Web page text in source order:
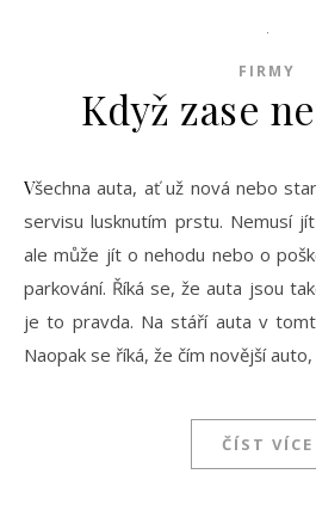
FIRMY
Když zase
Všechna auta, ať už nová nebo stará, se mohou dostat do
servisu lusknutím prstu. Nemusí
ale může jít o nehodu nebo o
parkování. Říká se, že auta jsou
je to pravda. Na stáří auta v
Naopak se říká, že čím novější
ČÍST VÍCE